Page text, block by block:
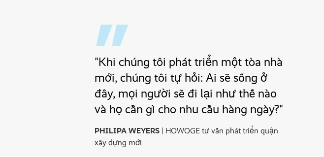
"Khi chúng tôi phát triển một tòa nhà
mới, chúng tôi tự hỏi: Ai sẽ sống ở
đây, mọi người sẽ đi lại như thế nào
và họ cần gì cho nhu cầu hàng ngày?"
PHILIPA WEYERS | HOWOGE tư vấn phát triển quận
xây dựng mới